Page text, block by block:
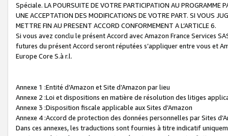
Spéciale. LA POURSUITE DE VOTRE PARTICIPATION AU PROGRAMME
UNE ACCEPTATION DES MODIFICATIONS DE VOTRE PART. SI VOUS
METTRE FIN AU PRESENT ACCORD CONFORMEMENT A L’ARTICLE 6.
Si vous avez conclu le présent Accord avec Amazon France Services
futures du présent Accord seront réputées s’appliquer entre vous et
Europe Core S.à r.l.
Annexe 1 :Entité d’Amazon et Site d’Amazon par lieu
Annexe 2 :Loi et dispositions en matière de résolution des litiges
Annexe 3 :Disposition fiscale applicable aux Sites d’Amazon
Annexe 4 :Accord de protection des données personnelles par Sites
Dans ces annexes, les traductions sont fournies à titre indicatif